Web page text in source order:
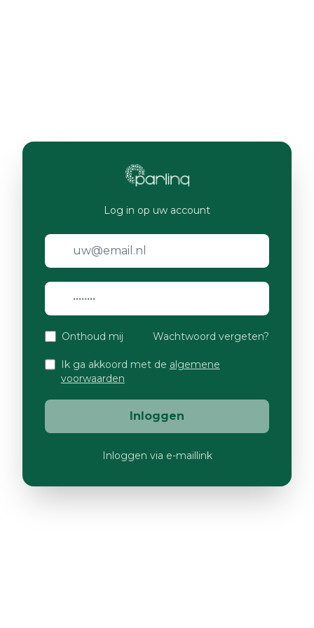
Log in op uw account
Onthoud mij Wachtwoord vergeten?
Ik ga akkoord met de algemene
voorwaarden
Inloggen
Inloggen via e-maillink